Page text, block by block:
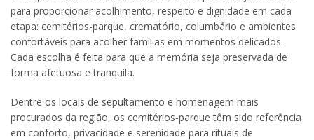
para proporcionar acolhimento, respeito e dignidade em cada
etapa: cemitérios-parque, crematório, columbário e ambientes
confortáveis para acolher famílias em momentos delicados.
Cada escolha é feita para que a memória seja preservada de
forma afetuosa e tranquila.
Dentre os locais de sepultamento e homenagem mais
procurados da região, os cemitérios-parque têm sido referência
em conforto, privacidade e serenidade para rituais de